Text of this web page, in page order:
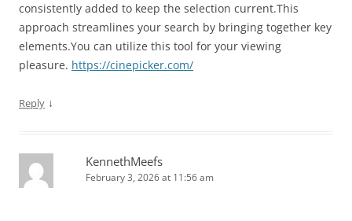
consistently added to keep the selection current.This
approach streamlines your search by bringing together key
elements.You can utilize this tool for your viewing
pleasure. https://cinepicker.com/
Reply ↓
KennethMeefs
February 3, 2026 at 11:56 am